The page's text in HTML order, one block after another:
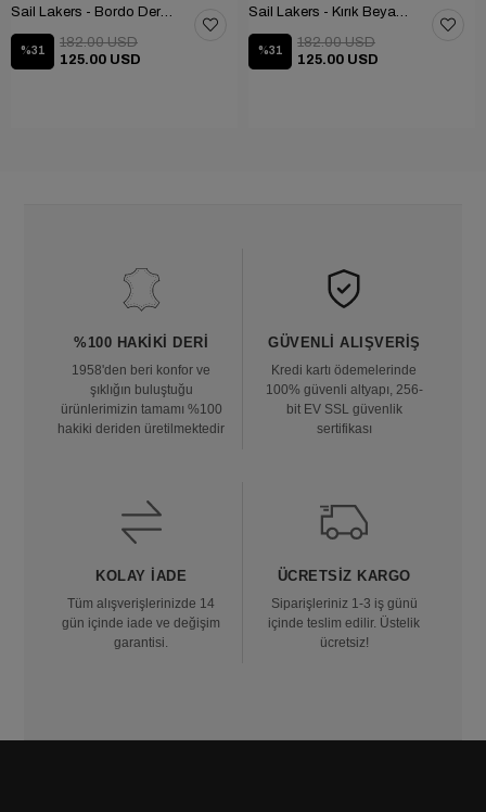
%31
125.00 USD
182.00 USD
%31
125.00 USD
182.00 USD
%100 HAKIKI DERI
1958'den beri konfor ve
şıklığın buluştuğu
ürünlerimizin tamamı %100
hakiki deriden üretilmektedir
GÜVENLI ALIŞVERIŞ
Kredi kartı ödemelerinde
100% güvenli altyapı, 256-
bit EV SSL güvenlik
sertifikası
KOLAY İADE
Tüm alışverişlerinizde 14
gün içinde iade ve değişim
garantisi.
ÜCRETSIZ KARGO
Siparişleriniz 1-3 iş günü
içinde teslim edilir. Üstelik
ücretsiz!